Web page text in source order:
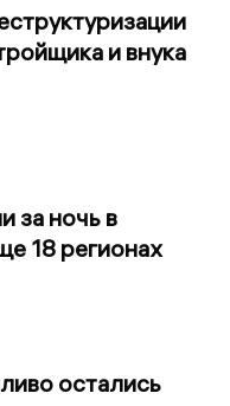
и внука
за ночь в
18 регионах
остались